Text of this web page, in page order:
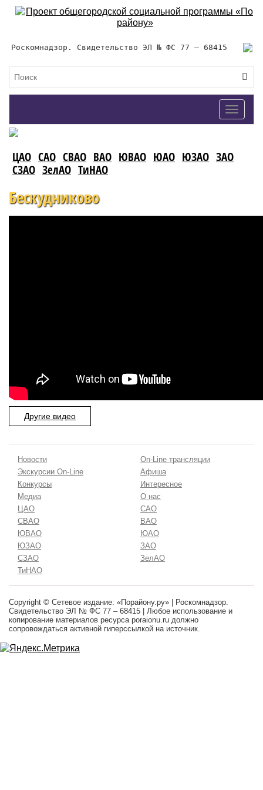
Роскомнадзор. Свидетельство ЭЛ № ФС 77 – 68415
Toggle
ЦАО САО СВАО ВАО ЮВАО ЮАО ЮЗАО ЗАО
СЗАО ЗелАО ТиНАО
Бескудниково
Другие видео
Новости
On-Line трансляции
Экскурсии On-Line
Афиша
Конкурсы
Интересное
Медиа
О нас
ЦАО
САО
СВАО
ВАО
ЮВАО
ЮАО
ЮЗАО
ЗАО
СЗАО
ЗелАО
ТиНАО
Copyright © Сетевое издание: «Порайону.ру» | Роскомнадзор.
Свидетельство ЭЛ № ФС 77 – 68415 | Любое использование и
копирование материалов ресурса poraionu.ru должно
сопровождаться активной гиперссылкой на источник.